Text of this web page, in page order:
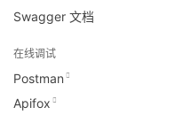
Swagger 文档
在线调试
Postman
Apifox